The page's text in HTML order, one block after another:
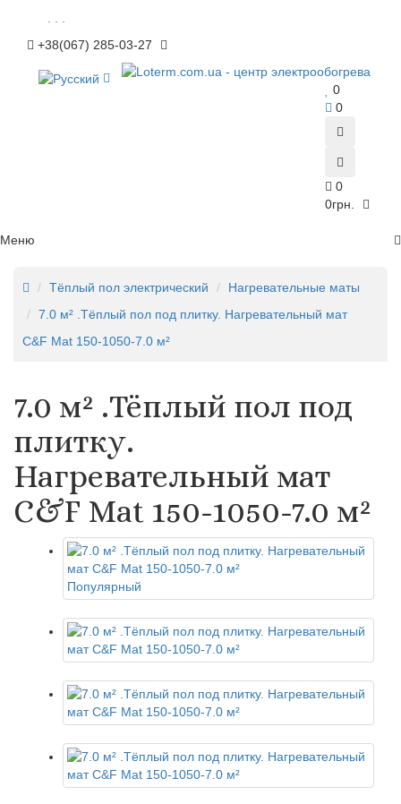
+38(067) 285-03-27
0
0
0
0грн.
Меню
Тёплый пол электрический
Нагревательные маты
7.0 м² .Тёплый пол под плитку. Нагревательный мат
C&F Mat 150-1050-7.0 м²
7.0 м² .Тёплый пол под
плитку.
Нагревательный мат
C&F Mat 150-1050-7.0 м²
Популярный